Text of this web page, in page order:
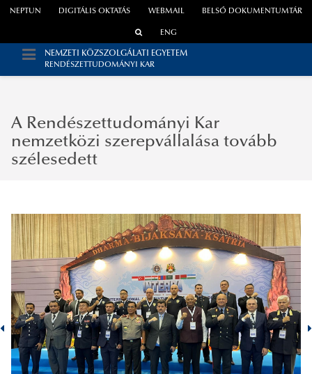
WEBMAIL
NEPTUN DIGITÁLIS OKTATÁS BELSŐ DOKUMENTUMTÁR
ENG
NEMZETI KÖZSZOLGÁLATI EGYETEM
RENDÉSZETTUDOMÁNYI KAR
A Rendészettudományi Kar
nemzetközi szerepvállalása tovább
szélesedett